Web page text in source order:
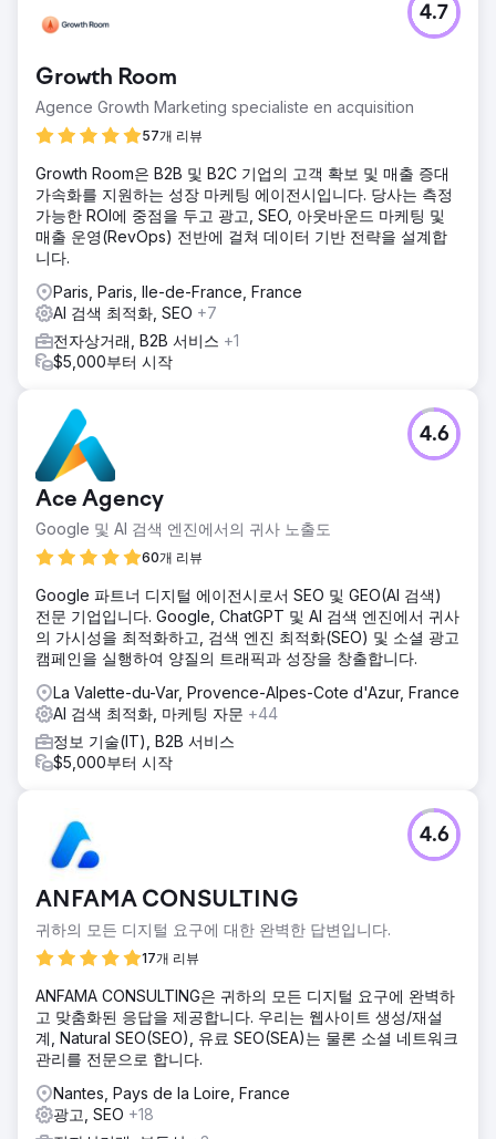
Growth Room
Agence Growth Marketing specialiste en acquisition
57개 리뷰
4.7
Growth Room은 B2B 및 B2C 기업의 고객 확보 및 매출 증대
가속화를 지원하는 성장 마케팅 에이전시입니다. 당사는 측정
가능한 ROI에 중점을 두고 광고, SEO, 아웃바운드 마케팅 및
매출 운영(RevOps) 전반에 걸쳐 데이터 기반 전략을 설계합
니다.
Paris, Paris, Ile-de-France, France
AI 검색 최적화, SEO +7
전자상거래, B2B 서비스 +1
$5,000부터 시작
Ace Agency
Google 및 AI 검색 엔진에서의 귀사 노출도
60개 리뷰
4.6
Google 파트너 디지털 에이전시로서 SEO 및 GEO(AI 검색)
전문 기업입니다. Google, ChatGPT 및 AI 검색 엔진에서 귀사
의 가시성을 최적화하고, 검색 엔진 최적화(SEO) 및 소셜 광고
캠페인을 실행하여 양질의 트래픽과 성장을 창출합니다.
La Valette-du-Var, Provence-Alpes-Cote d'Azur, France
AI 검색 최적화, 마케팅 자문 +44
정보 기술(IT), B2B 서비스
$5,000부터 시작
ANFAMA CONSULTING
귀하의 모든 디지털 요구에 대한 완벽한 답변입니다.
17개 리뷰
4.6
ANFAMA CONSULTING은 귀하의 모든 디지털 요구에 완벽하
고 맞춤화된 응답을 제공합니다. 우리는 웹사이트 생성/재설
계, Natural SEO(SEO), 유료 SEO(SEA)는 물론 소셜 네트워크
관리를 전문으로 합니다.
Nantes, Pays de la Loire, France
광고, SEO +18